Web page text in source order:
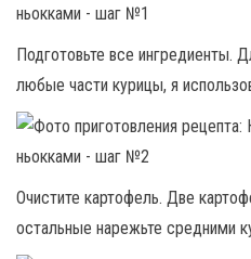
Подготовьте все ингредиенты.
любые части курицы, я
Очистите картофель. Две
остальные нарежьте средними